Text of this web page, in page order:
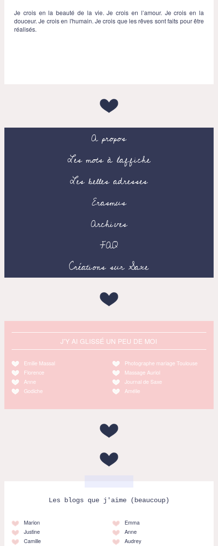
Je crois en la beauté de la vie. Je crois en l’amour. Je crois en la
douceur. Je crois en l'humain. Je crois que les rêves sont faits pour être
réalisés.
A propos
Les mots à l’affiche
Les belles adresses
Erasmus
Archives
FAQ
Créations sur Saxe
J'Y AI GLISSÉ UN PEU DE MOI
Emilie Massal
Florence
Anne
Godiche
Photographe mariage Toulouse
Massage Auriol
Journal de Saxe
Amélie
Les blogs que j'aime (beaucoup)
Marion
Justine
Camille
Emma
Anne
Audrey